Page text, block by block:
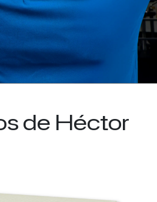
de Héctor